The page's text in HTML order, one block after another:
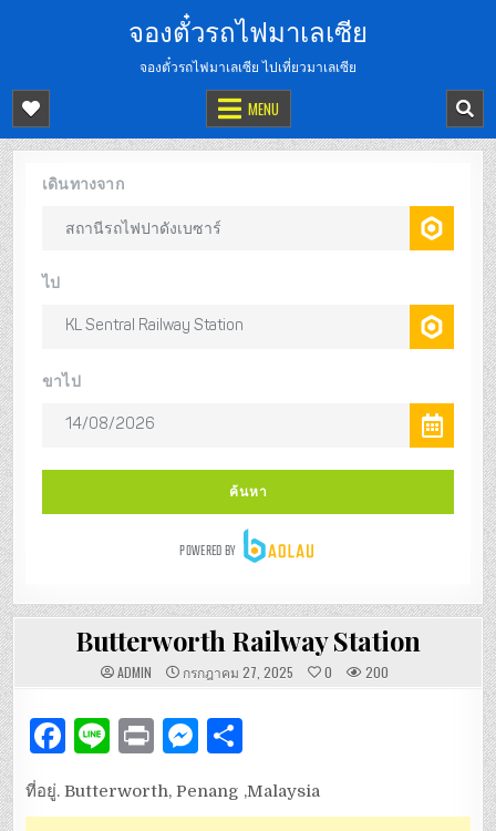
จองตั๋วรถไฟมาเลเซีย
จองตั๋วรถไฟมาเลเซีย ไปเที่ยวมาเลเซีย
MENU
Butterworth Railway Station
ADMIN กรกฎาคม 27, 2025 0 200
F
c
Li
e
P
n
M
se ar
ที่อยู่. Butterworth, Penang ,Malaysia